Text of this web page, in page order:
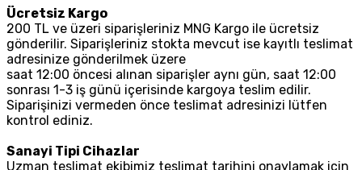
Ücretsiz Kargo
200 TL ve üzeri siparişleriniz MNG Kargo ile ücretsiz
gönderilir. Siparişleriniz stokta mevcut ise kayıtlı teslimat
adresinize gönderilmek üzere
saat 12:00 öncesi alınan siparişler aynı gün, saat 12:00
sonrası 1-3 iş günü içerisinde kargoya teslim edilir.
Siparişinizi vermeden önce teslimat adresinizi lütfen
kontrol ediniz.
Sanayi Tipi Cihazlar
Uzman teslimat ekibimiz teslimat tarihini onaylamak için